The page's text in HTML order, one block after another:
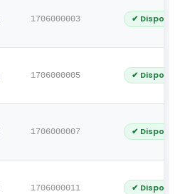
1706000003 ✔
1706000005 ✔
1706000007 ✔
1706000011 ✔